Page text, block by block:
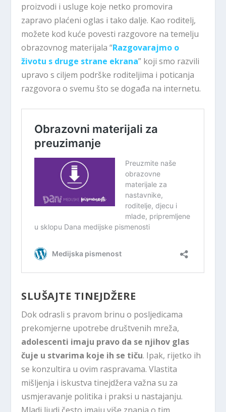
proizvodi i usluge koje netko promovira
zapravo plaćeni oglas i tako dalje. Kao roditelj,
možete kod kuće povesti razgovore na temelju
obrazovnog materijala “Razgovarajmo o
životu s druge strane ekrana” koji smo razvili
upravo s ciljem podrške roditeljima i poticanja
razgovora o svemu što se događa na internetu.
SLUŠAJTE TINEJDŽERE
Dok odrasli s pravom brinu o posljedicama
prekomjerne upotrebe društvenih mreža,
adolescenti imaju pravo da se njihov glas
čuje u stvarima koje ih se tiču. Ipak, rijetko ih
se konzultira u ovim raspravama. Vlastita
mišljenja i iskustva tinejdžera važna su za
usmjeravanje politika i praksi u nastajanju.